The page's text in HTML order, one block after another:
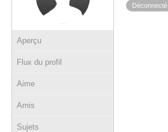
Aperçu
Flux du profil
Aime
Amis
Sujets
Déconnecté